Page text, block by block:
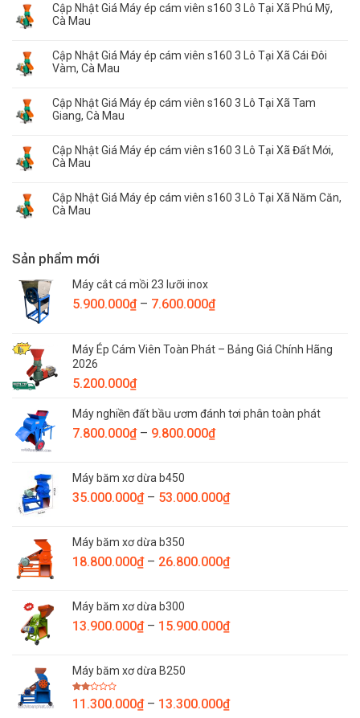
Cập Nhật Giá Máy ép cám viên s160 3 Lô Tại Xã Phú Mỹ,
Cà Mau
Cập Nhật Giá Máy ép cám viên s160 3 Lô Tại Xã Cái Đôi
Vàm, Cà Mau
Cập Nhật Giá Máy ép cám viên s160 3 Lô Tại Xã Tam
Giang, Cà Mau
Cập Nhật Giá Máy ép cám viên s160 3 Lô Tại Xã Đất Mới,
Cà Mau
Cập Nhật Giá Máy ép cám viên s160 3 Lô Tại Xã Năm Căn,
Cà Mau
Sản phẩm mới
Máy cắt cá mồi 23 lưỡi inox
5.900.000₫ – 7.600.000₫Khoảng
5.900.000₫
Máy Ép Cám Viên Toàn Phát – Bảng Giá Chính Hãng
2026
5.200.000₫
Máy nghiền đất bầu ươm đánh tơi phân toàn phát
7.800.000₫ – 9.800.000₫Khoảng
đến
Máy băm xơ dừa b450
35.000.000₫ – 53.000.000₫Khoảng
đến
Máy băm xơ dừa b350
18.800.000₫ – 26.800.000₫Khoảng
đến
Máy băm xơ dừa b300
13.900.000₫ – 15.900.000₫Khoảng
15.900.000₫
Máy băm xơ dừa B250
Được
xếp
11.300.000₫ – 13.300.000₫Khoảng